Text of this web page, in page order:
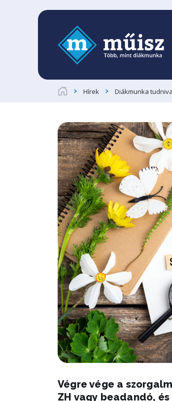
Hírek Diákmunka
Végre vége a
ZH vagy beadandó,